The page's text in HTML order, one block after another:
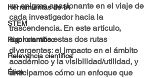
Herramientas de IA
STEM
Rigor científico
Relevancia científica
Ética
un enigma apasionante en el viaje de
cada investigador hacia la
trascendencia. En este artículo,
exploramos estas dos rutas
divergentes: el impacto en el ámbito
académico y la visibilidad/utilidad, y
anticipamos cómo un enfoque que